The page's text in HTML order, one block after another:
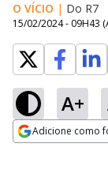
O VÍCIO | Do R7
15/02/2024 - 09H43
A+
Adicione como